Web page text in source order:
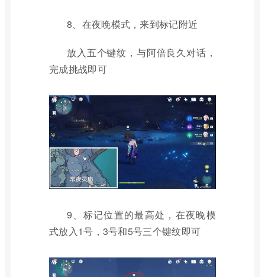
8、在夜晚模式，来到标记附近
放入五个键纹，与阿倍良久对话，
完成挑战即可
9、标记位置的最高处，在夜晚模
式放入1号，3号和5号三个键纹即可